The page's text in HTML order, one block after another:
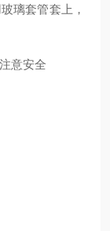
璃套管套上，
意安全